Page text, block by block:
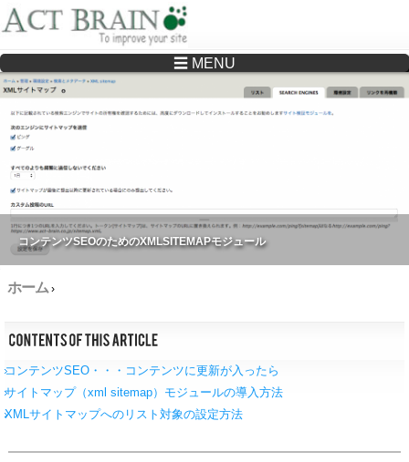
Drupalサイトの制作・保守をどこに頼んでいいか分からない方へ…まずはご相談く
ださい
☰ MENU
コンテンツSEOのためのXMLSITEMAPモジュール
ホーム ›
コンテンツSEO・・・コンテンツに更新が入ったら
サイトマップ（xml sitemap）モジュールの導入方法
XMLサイトマップへのリスト対象の設定方法